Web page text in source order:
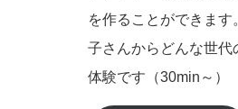
を作ることができま
子さんからどんな世代
体験です（30min～）